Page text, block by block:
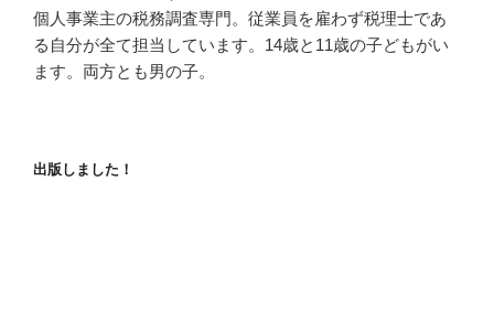
個人事業主の税務調査専門。従業員を雇わず税理士であ
る自分が全て担当しています。14歳と11歳の子どもがい
ます。両方とも男の子。
出版しました！